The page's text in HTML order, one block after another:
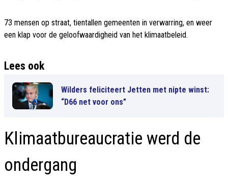
73 mensen op straat, tientallen gemeenten in verwarring, en weer
een klap voor de geloofwaardigheid van het klimaatbeleid.
Lees ook
Wilders feliciteert Jetten met nipte winst:
“D66 net voor ons”
Klimaatbureaucratie werd de
ondergang